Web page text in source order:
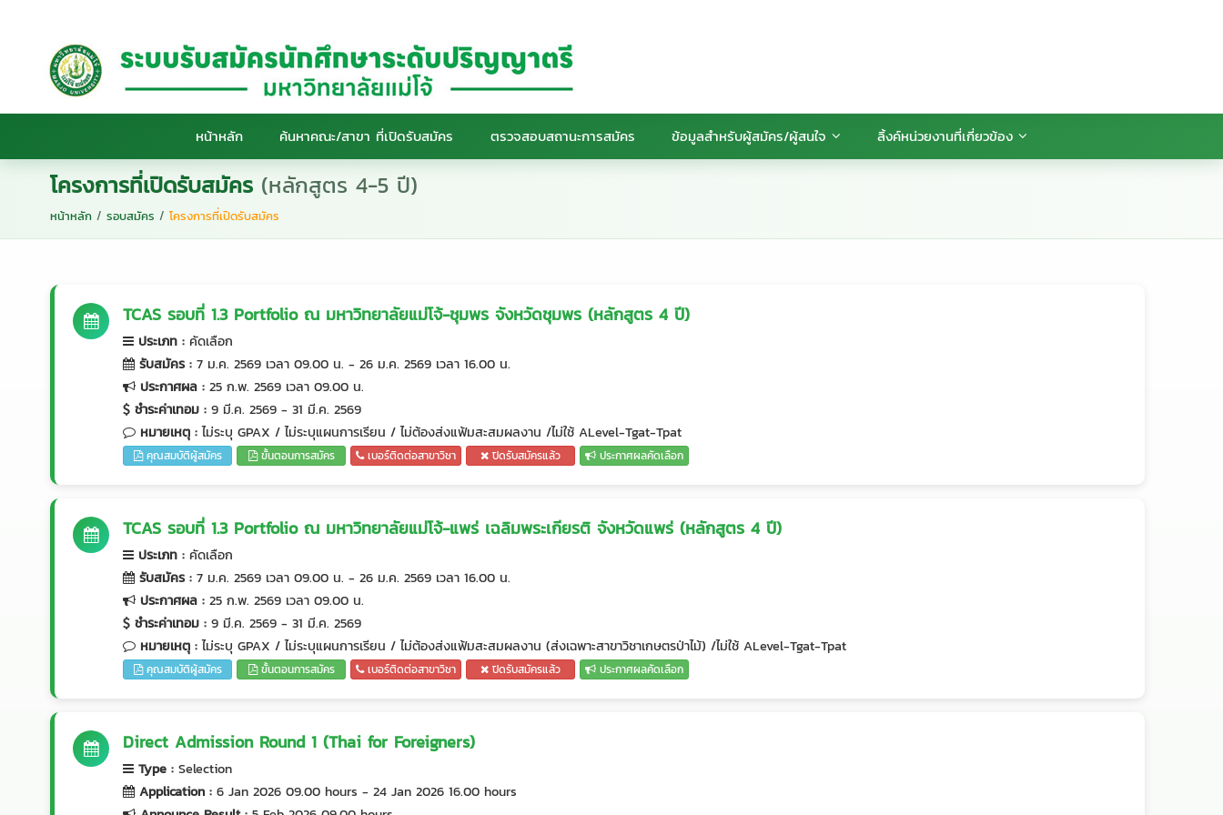
หน้าหลัก ค้นหาคณะ/สาขา ที่เปิดรับสมัคร ตรวจสอบสถานะการสมัคร ข้อมูลสำหรับผู้สมัคร/ผู้สนใจ ลิ้งค์หน่วยงานที่เกี่ยวข้อง
โครงการที่เปิดรับสมัคร (หลักสูตร 4-5 ปี)
หน้าหลัก /รอบสมัคร /โครงการที่เปิดรับสมัคร
TCAS รอบที่ 1.3 Portfolio ณ มหาวิทยาลัยแม่โจ้-ชุมพร จังหวัดชุมพร (หลักสูตร 4 ปี)
ประเภท : คัดเลือก
รับสมัคร:7 ม.ค. 2569 เวลา 09.00 น. - 26 ม.ค. 2569 เวลา 16.00 น.
ประกาศผล :25 ก.พ. 2569 เวลา 09.00 น.
ชำระค่าเทอม :9 มี.ค. 2569 - 31 มี.ค. 2569
หมายเหตุ :ไม่ระบุ GPAX / ไม่ระบุแผนการเรียน / ไม่ต้องส่งแฟ้มสะสมผลงาน /ไม่ใช้ ALevel-Tgat-Tpat
คุณสมบัติผู้สมัคร ขั้นตอนการสมัคร เบอร์ติดต่อสาขาวิชา ปิดรับสมัครแล้ว ประกาศผลคัดเลือก
TCAS รอบที่ 1.3 Portfolio ณ มหาวิทยาลัยแม่โจ้-แพร่ เฉลิมพระเกียรติ จังหวัดแพร่ (หลักสูตร 4 ปี)
ประเภท : คัดเลือก
รับสมัคร:7 ม.ค. 2569 เวลา 09.00 น. - 26 ม.ค. 2569 เวลา 16.00 น.
ประกาศผล :25 ก.พ. 2569 เวลา 09.00 น.
ชำระค่าเทอม :9 มี.ค. 2569 - 31 มี.ค. 2569
หมายเหตุ :ไม่ระบุ GPAX / ไม่ระบุแผนการเรียน / ไม่ต้องส่งแฟ้มสะสมผลงาน (ส่งเฉพาะสาขาวิชาเกษตรป่าไม้) /ไม่ใช้ ALevel-Tgat-Tpat
คุณสมบัติผู้สมัคร ขั้นตอนการสมัคร เบอร์ติดต่อสาขาวิชา ปิดรับสมัครแล้ว ประกาศผลคัดเลือก
Direct Admission Round 1 (Thai for Foreigners)
Type :Selection
Application :6 Jan 2026 09.00 hours - 24 Jan 2026 16.00 hours